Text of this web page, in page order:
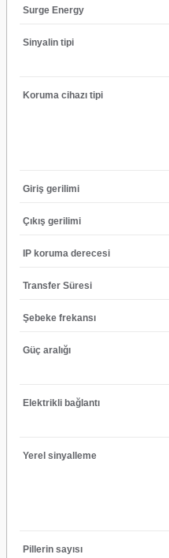
Surge Energy
Sinyalin tipi
Koruma cihazı tipi
Giriş gerilimi
Çıkış gerilimi
IP koruma derecesi
Transfer Süresi
Şebeke frekansı
Güç aralığı
Elektrikli bağlantı
Yerel sinyalleme
Pillerin sayısı